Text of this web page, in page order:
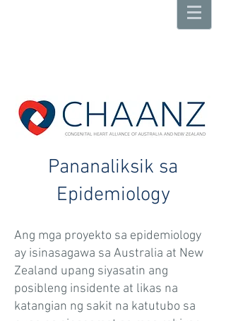
Pananaliksik sa
Epidemiology
Ang mga proyekto sa epidemiology
ay isinasagawa sa Australia at New
Zealand upang siyasatin ang
posibleng insidente at likas na
katangian ng sakit na katutubo sa